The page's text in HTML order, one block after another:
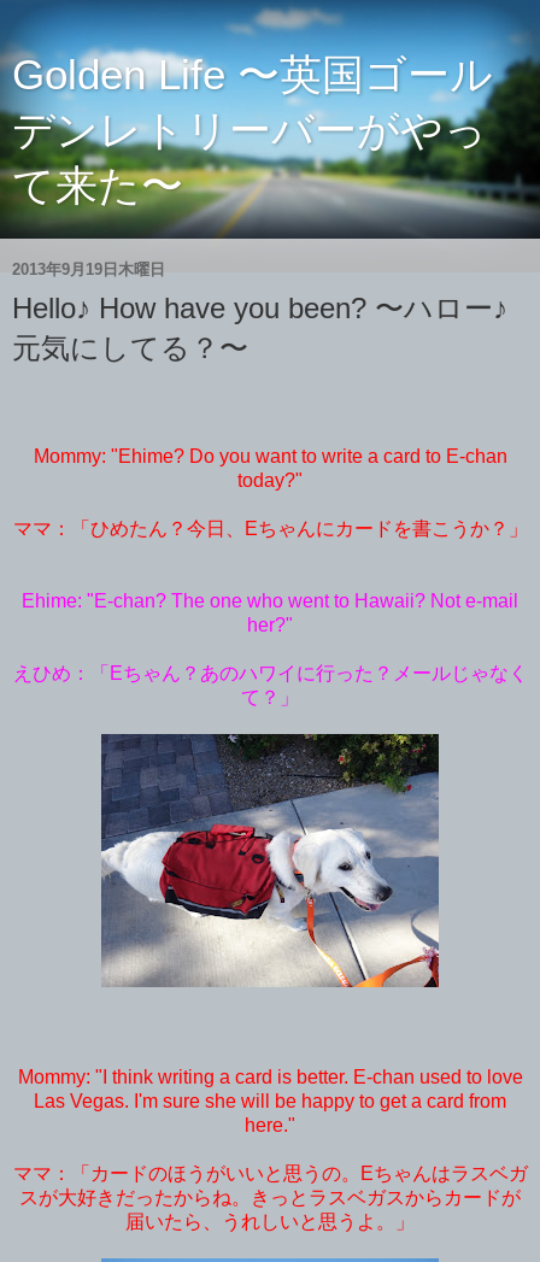
Golden Life 〜英国ゴール
デンレトリーバーがやっ
て来た〜
2013年9月19日木曜日
Hello♪ How have you been? 〜ハロー♪
元気にしてる？〜
Mommy: "Ehime? Do you want to write a card to E-chan
today?"
ママ：「ひめたん？今日、Eちゃんにカードを書こうか？」
Ehime: "E-chan? The one who went to Hawaii? Not e-mail
her?"
えひめ：「 Eちゃん？あのハワイに行った？メールじゃなく
て？」
Mommy: "I think writing a card is better. E-chan used to love
Las Vegas. I'm sure she will be happy to get a card from
here."
ママ：「カードのほうがいいと思うの。
Eちゃんはラスベガ
スが大好きだったからね。きっとラスベガスからカードが
届いたら、うれしいと思うよ。」